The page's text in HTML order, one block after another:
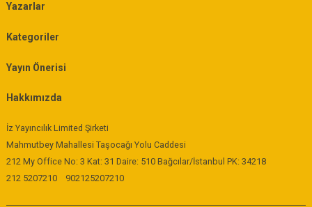
Yazarlar
Kategoriler
Yayın Önerisi
Hakkımızda
İz Yayıncılık Limited Şirketi
Mahmutbey Mahallesi Taşocağı Yolu Caddesi
212 My Office No: 3 Kat: 31 Daire: 510 Bağcılar/İstanbul PK: 34218
212 5207210
902125207210